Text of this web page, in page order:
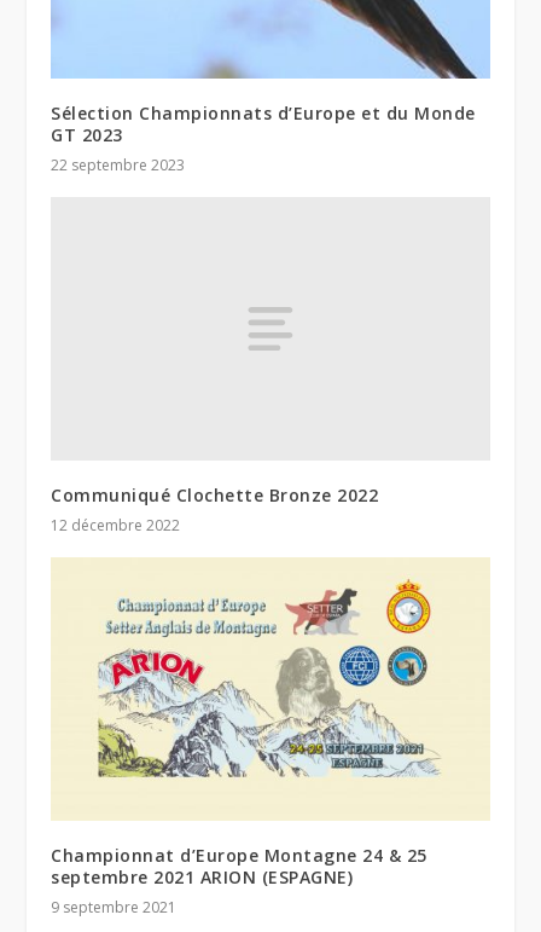
Sélection Championnats d’Europe et du Monde
GT 2023
22 septembre 2023
Communiqué Clochette Bronze 2022
12 décembre 2022
Championnat d’Europe Montagne 24 & 25
septembre 2021 ARION (ESPAGNE)
9 septembre 2021